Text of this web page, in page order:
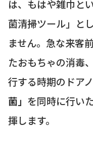
は、もはや雑巾と
菌清掃ツール」と
ません。急な来客
たおもちゃの消毒
行する時期のドア
菌」 を同時に行い
揮します。